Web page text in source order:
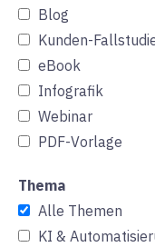
Blog
Kunden-
eBook
Infografik
Webinar
PDF-Vorlage
Thema
Alle Themen
KI &